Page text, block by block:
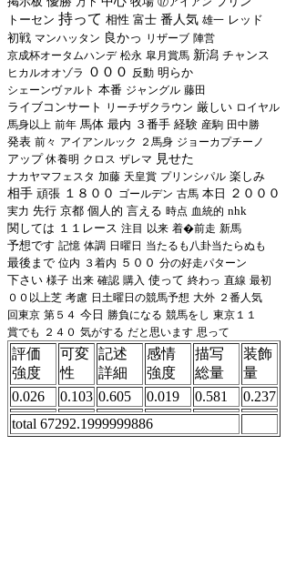
トーセン 持って 相性 富士 番人気 雄一 レッド
初戦 マンハッタン 良かっ リザーブ 陣営
京成杯オータムハンデ 松永 皐月賞馬 新潟 チャンス
ヒカルオオゾラ ０００ 反動 明らか
シェーンヴァルト 本番 ジャングル 藤田
ライブコンサート リーチザクラウン 厳しい ロイヤル
馬身以上 前年 馬体 最内 ３番手 経験 産駒 田中勝
発表 前々 アイアンルック ２馬身 ジョーカプチーノ
アップ 休養明 クロス ザレマ 見せた
ナカヤマフェスタ 加藤 天皇賞 プリンシパル 楽しみ
相手 頑張 １８００ ゴールデン 古馬 本日 ２０００
実力 先行 京都 個人的 言える 時点 血統的 nhk
関しては １１レース 注目 以来 着�前走 新馬
予想です 記憶 体調 日曜日 当たるも八卦当たらぬも
最後まで 位内 ３着内 ５００ 分の好走パターン
下さい 様子 出来 確認 購入 使って 終わっ 直線 最初
００以上芝 考慮 日土曜日の競馬予想 大外 ２番人気
回東京 第５４ 今日 勝負になる 競馬をし 東京１１
賞でも
２４０ 気がする だと思います 思って
評価
強度
可変
性
記述
詳細
感情
強度
描写
総量
装飾
量
0.026
0.103 0.605 0.019 0.581
0.237
total 67292.1999999886